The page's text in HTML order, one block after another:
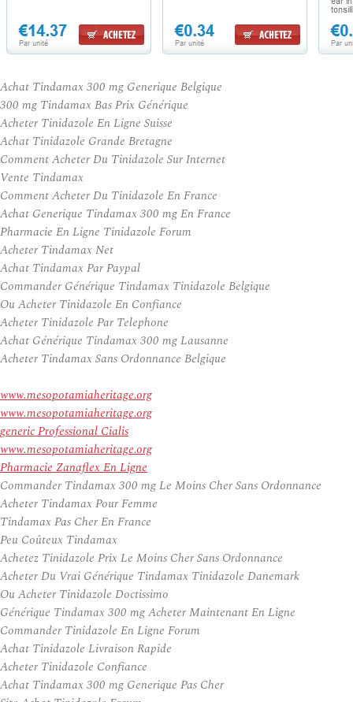
Achat Tindamax 300 mg Generique Belgique
300 mg Tindamax Bas Prix Générique
Acheter Tinidazole En Ligne Suisse
Achat Tinidazole Grande Bretagne
Comment Acheter Du Tinidazole Sur Internet
Vente Tindamax
Comment Acheter Du Tinidazole En France
Achat Generique Tindamax 300 mg En France
Pharmacie En Ligne Tinidazole Forum
Acheter Tindamax Net
Achat Tindamax Par Paypal
Commander Générique Tindamax Tinidazole Belgique
Ou Acheter Tinidazole En Confiance
Acheter Tinidazole Par Telephone
Achat Générique Tindamax 300 mg Lausanne
Acheter Tindamax Sans Ordonnance Belgique
www.mesopotamiaheritage.org
www.mesopotamiaheritage.org
generic Professional Cialis
www.mesopotamiaheritage.org
Pharmacie Zanaflex En Ligne
Commander Tindamax 300 mg Le Moins Cher Sans Ordonnance
Acheter Tindamax Pour Femme
Tindamax Pas Cher En France
Peu Coûteux Tindamax
Achetez Tinidazole Prix Le Moins Cher Sans Ordonnance
Acheter Du Vrai Générique Tindamax Tinidazole Danemark
Ou Acheter Tinidazole Doctissimo
Générique Tindamax 300 mg Acheter Maintenant En Ligne
Commander Tinidazole En Ligne Forum
Achat Tinidazole Livraison Rapide
Acheter Tinidazole Confiance
Achat Tindamax 300 mg Generique Pas Cher